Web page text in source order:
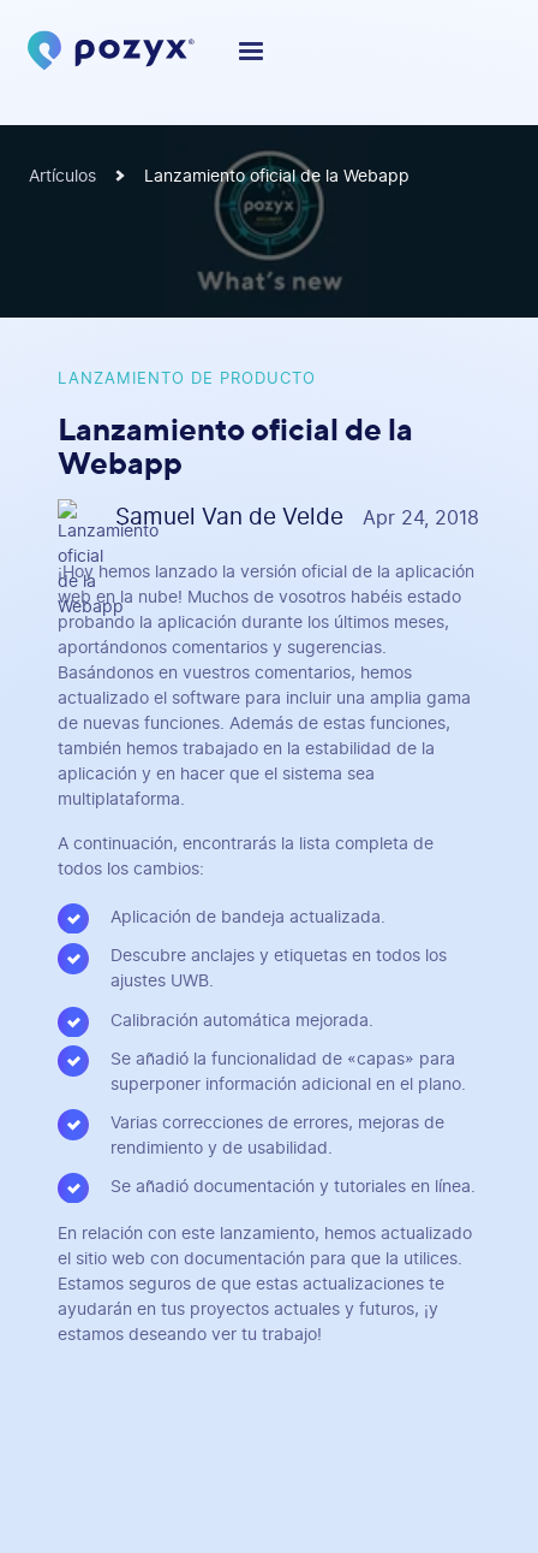
Artículos Lanzamiento oficial de la Webapp
LANZAMIENTO DE PRODUCTO
Lanzamiento oficial de la
Webapp
Samuel Van de Velde Apr 24, 2018
¡Hoy hemos lanzado la versión oficial de la aplicación
web en la nube! Muchos de vosotros habéis estado
probando la aplicación durante los últimos meses,
aportándonos comentarios y sugerencias.
Basándonos en vuestros comentarios, hemos
actualizado el software para incluir una amplia gama
de nuevas funciones. Además de estas funciones,
también hemos trabajado en la estabilidad de la
aplicación y en hacer que el sistema sea
multiplataforma.
A continuación, encontrarás la lista completa de
todos los cambios:
Aplicación de bandeja actualizada.
Descubre anclajes y etiquetas en todos los
ajustes UWB.
Calibración automática mejorada.
Se añadió la funcionalidad de «capas» para
superponer información adicional en el plano.
Varias correcciones de errores, mejoras de
rendimiento y de usabilidad.
Se añadió documentación y tutoriales en línea.
En relación con este lanzamiento, hemos actualizado
el sitio web con documentación para que la utilices.
Estamos seguros de que estas actualizaciones te
ayudarán en tus proyectos actuales y futuros, ¡y
estamos deseando ver tu trabajo!